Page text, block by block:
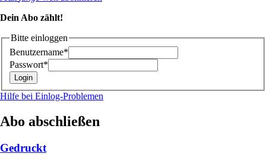
Dein Abo zählt!
Bitte einloggen
Benutzername*
Passwort*
Hilfe bei Einlog-Problemen
Abo abschließen
Gedruckt